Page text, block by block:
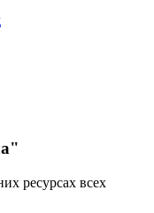
ресурсах всех